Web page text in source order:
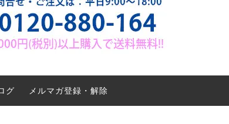
ブライトン スプレータイプ
においのマメ知識
シックハウス症候群と消臭対策２
ズ】
グ メルマガ登録・解除